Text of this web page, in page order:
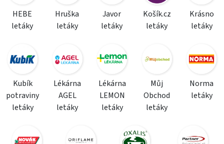
HEBE
letáky
Hruška
letáky
Javor
letáky
Košík.cz
letáky
Krásno
letáky
Kubík
potraviny
letáky
Lékárna
AGEL
letáky
Lékárna
LEMON
letáky
Můj
Obchod
letáky
Norma
letáky